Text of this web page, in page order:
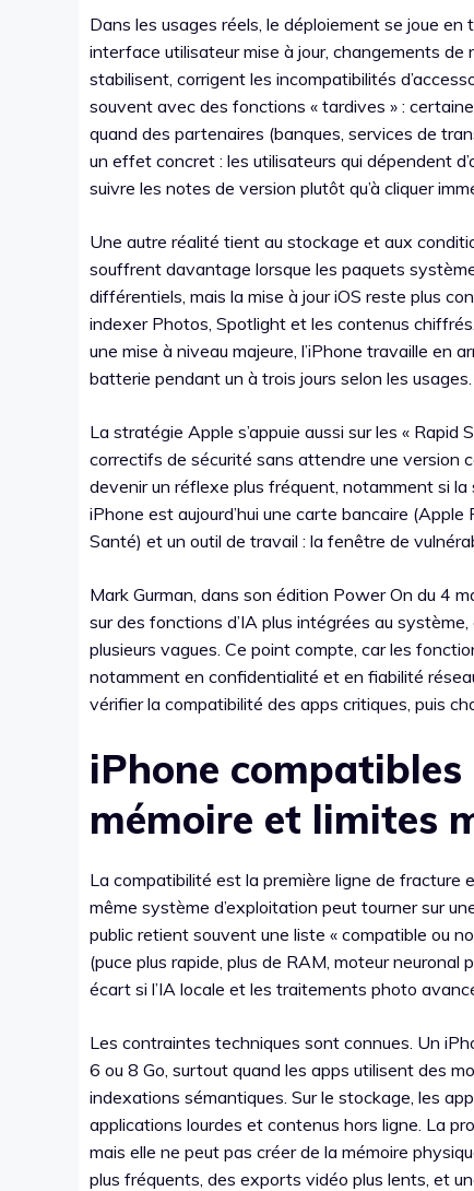
Dans les usages réels, le déploiement se joue en
interface utilisateur mise à jour, changements de
stabilisent, corrigent les incompatibilités
souvent avec des fonctions « tardives » :
quand des partenaires (banques, services de
un effet concret : les utilisateurs qui dépendent
suivre les notes de version plutôt qu’à cliquer
Une autre réalité tient au stockage et aux
souffrent davantage lorsque les paquets
différentiels, mais la mise à jour iOS reste plus
indexer Photos, Spotlight et les contenus
une mise à niveau majeure, l’iPhone travaille en
batterie pendant un à trois jours selon les usages.
La stratégie Apple s’appuie aussi sur les «
correctifs de sécurité sans attendre une version
devenir un réflexe plus fréquent, notamment si
iPhone est aujourd’hui une carte bancaire
Santé) et un outil de travail : la fenêtre de
Mark Gurman, dans son édition Power On du 4
sur des fonctions d’IA plus intégrées au
plusieurs vagues. Ce point compte, car les
notamment en confidentialité et en fiabilité
vérifier la compatibilité des apps critiques, puis
iPhone
mémoire et limites
La compatibilité est la première ligne de fracture
même système d’exploitation peut tourner sur
public retient souvent une liste « compatible ou
(puce plus rapide, plus de RAM, moteur
écart si l’IA locale et les traitements photo
Les contraintes techniques sont connues. Un
6 ou 8 Go, surtout quand les apps utilisent des
indexations sémantiques. Sur le stockage, les
applications lourdes et contenus hors ligne. La
mais elle ne peut pas créer de la mémoire
plus fréquents, des exports vidéo plus lents, et